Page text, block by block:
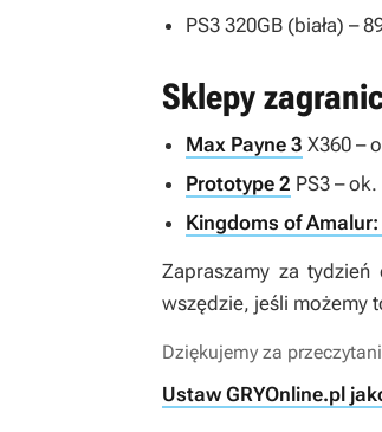
PS3 320GB (biała) –
Sklepy
Max Payne 3 X360 –
Prototype 2 PS3 –
Kingdoms of
Zapraszamy za
wszędzie, jeśli możemy
Dziękujemy za
Ustaw GRYOnline.pl